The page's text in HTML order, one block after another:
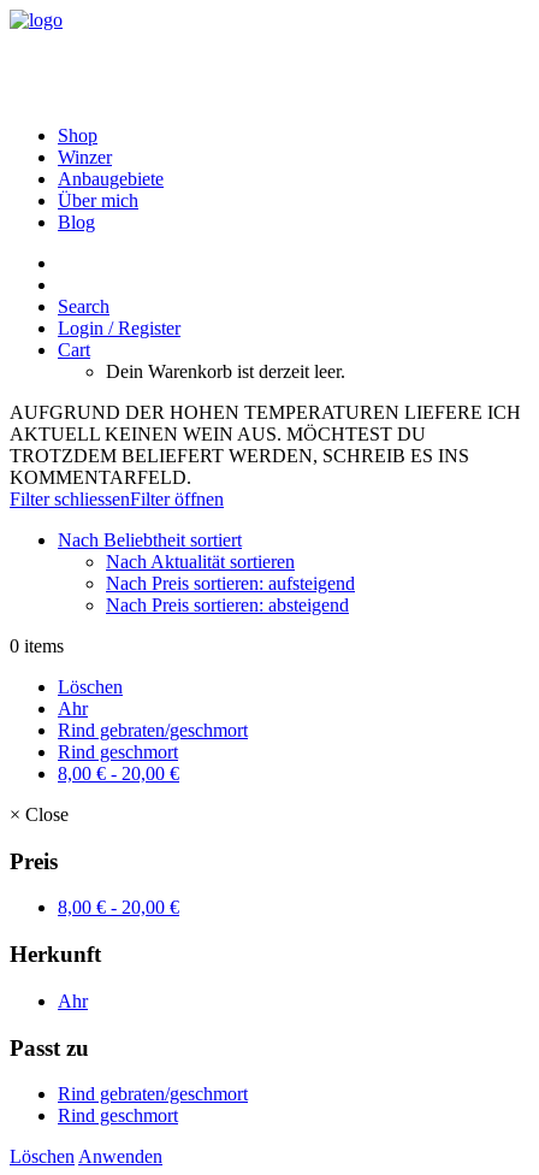
Shop
Winzer
Anbaugebiete
Über mich
Blog
Search
Login / Register
Cart
Dein Warenkorb ist derzeit leer.
AUFGRUND DER HOHEN TEMPERATUREN LIEFERE ICH
AKTUELL KEINEN WEIN AUS. MÖCHTEST DU
TROTZDEM BELIEFERT WERDEN, SCHREIB ES INS
KOMMENTARFELD.
Filter schliessenFilter öffnen
Nach Beliebtheit sortiert
Nach Aktualität sortieren
Nach Preis sortieren: aufsteigend
Nach Preis sortieren: absteigend
0 items
Löschen
Ahr
Rind gebraten/geschmort
Rind geschmort
8,00 € - 20,00 €
× Close
Preis
8,00 € - 20,00 €
Herkunft
Ahr
Passt zu
Rind gebraten/geschmort
Rind geschmort
Löschen Anwenden